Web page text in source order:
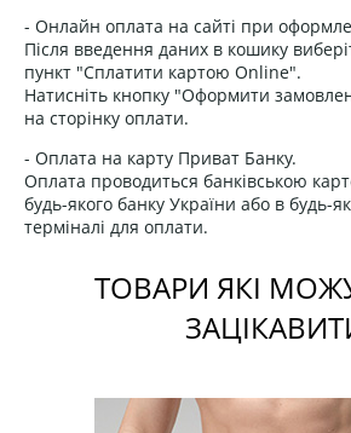
- Онлайн оплата на сайті при
Після введення даних в кошику
пункт "Сплатити картою Online".
Натисніть кнопку "Оформити
на сторінку оплати.
- Оплата на карту Приват Банку.
Оплата проводиться банківською
будь-якого банку України або в будь-
терміналі для оплати.
ТОВАРИ ЯКІ